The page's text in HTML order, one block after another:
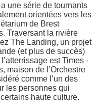
une série de tournants
orientées vers les
de Brest
Traversant la rivière
The Landing, un projet
(et plus de succès)
est Times -
maison de l’Orchestre
comme l’un des
les personnes qui
haute culture.